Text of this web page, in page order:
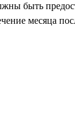
быть
месяца